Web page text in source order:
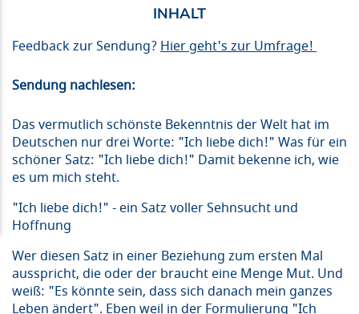
Feedback zur Sendung? Hier geht's zur Umfrage!
Sendung nachlesen:
Das vermutlich schönste Bekenntnis der Welt hat im
Deutschen nur drei Worte: "Ich liebe dich!" Was für ein
schöner Satz: "Ich liebe dich!" Damit bekenne ich, wie
es um mich steht.
"Ich liebe dich!" - ein Satz voller Sehnsucht und
Hoffnung
Wer diesen Satz in einer Beziehung zum ersten Mal
ausspricht, die oder der braucht eine Menge Mut. Und
weiß: "Es könnte sein, dass sich danach mein ganzes
Leben ändert". Eben weil in der Formulierung "Ich